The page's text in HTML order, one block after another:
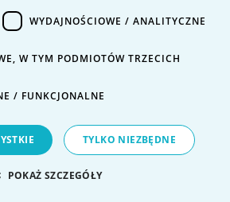
WYDAJNOŚCIOWE / ANALITYCZNE
W TYM PODMIOTÓW TRZECICH
/ FUNKCJONALNE
TYLKO NIEZBĘDNE
POKAŻ SZCZEGÓŁY